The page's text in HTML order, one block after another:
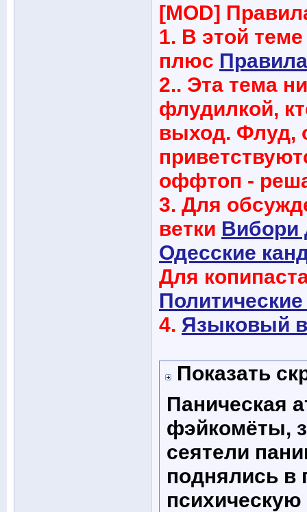
[MOD]
1. В этой
плюс
2.. Эта тема
флудилкой,
выход. Флуд,
оффтоп -
3. Для
ветки Вибори
Одесские
Для
4. Языковый
Показать
Паническая
фэйкомёты,
сеятели
поднялись в
психическую